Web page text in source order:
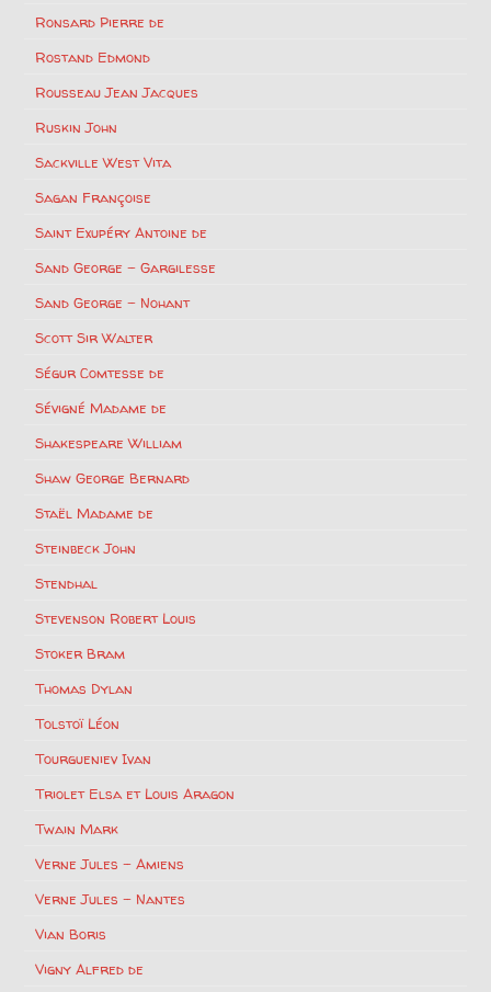
Ronsard Pierre de
Rostand Edmond
Rousseau Jean Jacques
Ruskin John
Sackville West Vita
Sagan Françoise
Saint Exupéry Antoine de
Sand George – Gargilesse
Sand George – Nohant
Scott Sir Walter
Ségur Comtesse de
Sévigné Madame de
Shakespeare William
Shaw George Bernard
Staël Madame de
Steinbeck John
Stendhal
Stevenson Robert Louis
Stoker Bram
Thomas Dylan
Tolstoï Léon
Tourgueniev Ivan
Triolet Elsa et Louis Aragon
Twain Mark
Verne Jules – Amiens
Verne Jules – Nantes
Vian Boris
Vigny Alfred de